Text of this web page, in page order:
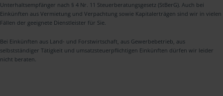
Unterhaltsempfänger nach § 4 Nr. 11 Steuerberatungsgesetz (StBerG). Auch bei
Einkünften aus Vermietung und Verpachtung sowie Kapitalerträgen sind wir in vielen
Fällen der geeignete Dienstleister für Sie.
Bei Einkünften aus Land- und Forstwirtschaft, aus Gewerbebetrieb, aus
selbstständiger Tätigkeit und umsatzsteuerpflichtigen Einkünften dürfen wir leider
nicht beraten.